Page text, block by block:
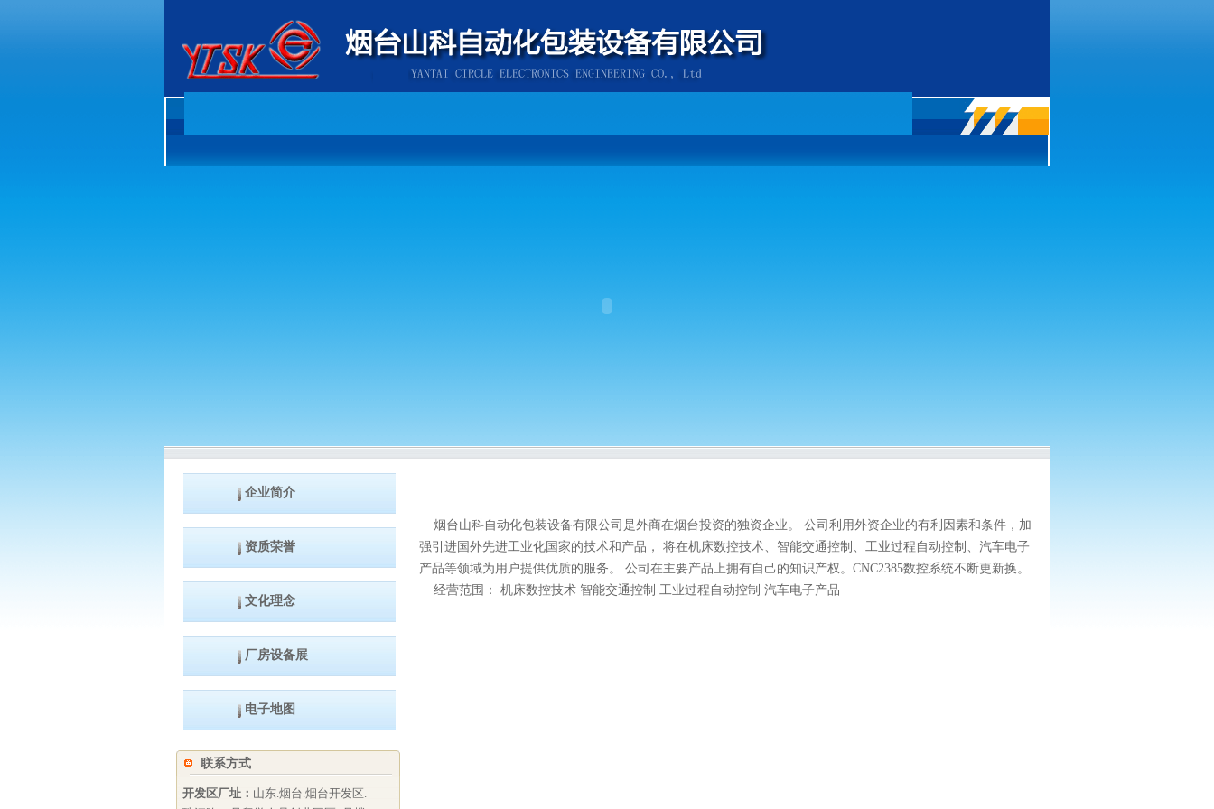
企业简介
资质荣誉
文化理念
厂房设备展
电子地图
联系方式
开发区厂址： 山东.烟台.烟台开发区.
烟台山科自动化包装设备有限公司 是外商在烟台投资的独资企业。 公司利用外资企业的有利因素和条件，加
强引进国外先进工业化国家的技术和产品， 将在机床数控技术、智能交通控制、工业过程自动控制、汽车电子
产品等领域为用户提供优质的服务。 公司在主要产品上拥有自己的知识产权。CNC2385数控系统不断更新换。
经营范围： 机床数控技术 智能交通控制 工业过程自动控制 汽车电子产品